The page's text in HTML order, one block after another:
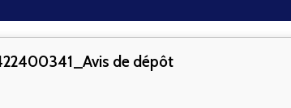
de dépôt